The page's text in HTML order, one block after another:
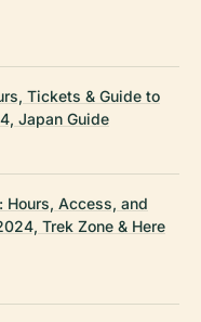
Tickets & Guide to
Japan Guide
Access, and
Trek Zone & Here